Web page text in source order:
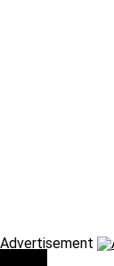
Advertisement